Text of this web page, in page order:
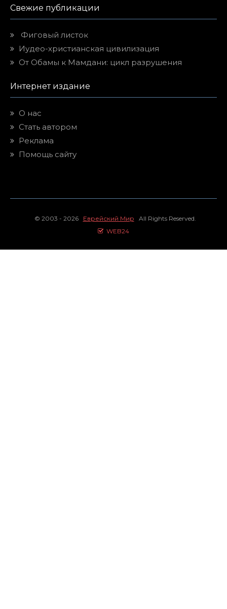
Свежие публикации
Фиговый листок
Иудео-христианская цивилизация
От Обамы к Мамдани: цикл разрушения
Интернет издание
О нас
Стать автором
Реклама
Помощь сайту
© 2003 - 2026 Еврейский Мир All Rights Reserved.
WEB24